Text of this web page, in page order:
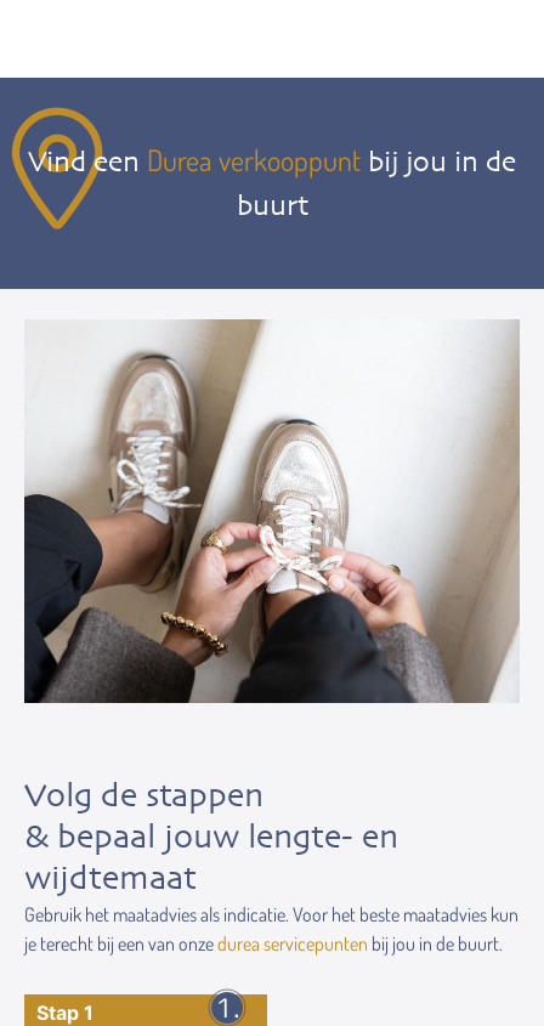
Vind een Durea verkooppunt bij jou in de
buurt
Volg de stappen
& bepaal jouw lengte- en
wijdtemaat
Gebruik het maatadvies als indicatie. Voor het beste maatadvies kun
je terecht bij een van onzedurea servicepunten bij jou in de buurt.
Stap 1